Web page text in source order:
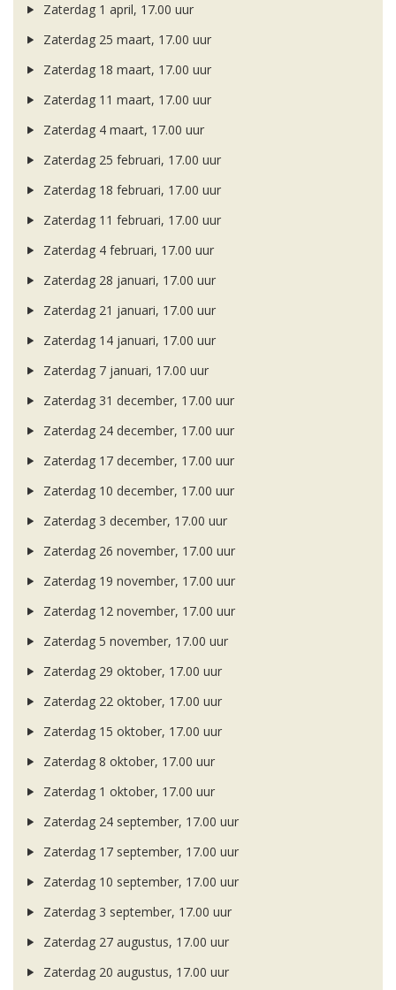
Zaterdag 1 april, 17.00 uur
Zaterdag 25 maart, 17.00 uur
Zaterdag 18 maart, 17.00 uur
Zaterdag 11 maart, 17.00 uur
Zaterdag 4 maart, 17.00 uur
Zaterdag 25 februari, 17.00 uur
Zaterdag 18 februari, 17.00 uur
Zaterdag 11 februari, 17.00 uur
Zaterdag 4 februari, 17.00 uur
Zaterdag 28 januari, 17.00 uur
Zaterdag 21 januari, 17.00 uur
Zaterdag 14 januari, 17.00 uur
Zaterdag 7 januari, 17.00 uur
Zaterdag 31 december, 17.00 uur
Zaterdag 24 december, 17.00 uur
Zaterdag 17 december, 17.00 uur
Zaterdag 10 december, 17.00 uur
Zaterdag 3 december, 17.00 uur
Zaterdag 26 november, 17.00 uur
Zaterdag 19 november, 17.00 uur
Zaterdag 12 november, 17.00 uur
Zaterdag 5 november, 17.00 uur
Zaterdag 29 oktober, 17.00 uur
Zaterdag 22 oktober, 17.00 uur
Zaterdag 15 oktober, 17.00 uur
Zaterdag 8 oktober, 17.00 uur
Zaterdag 1 oktober, 17.00 uur
Zaterdag 24 september, 17.00 uur
Zaterdag 17 september, 17.00 uur
Zaterdag 10 september, 17.00 uur
Zaterdag 3 september, 17.00 uur
Zaterdag 27 augustus, 17.00 uur
Zaterdag 20 augustus, 17.00 uur